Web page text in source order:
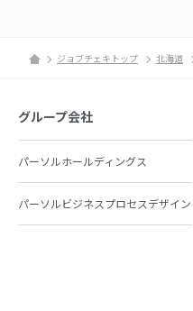
ジョブチェキトップ 北海道
グループ会社
パーソルホールディングス
パーソルビジネスプロセスデザイン